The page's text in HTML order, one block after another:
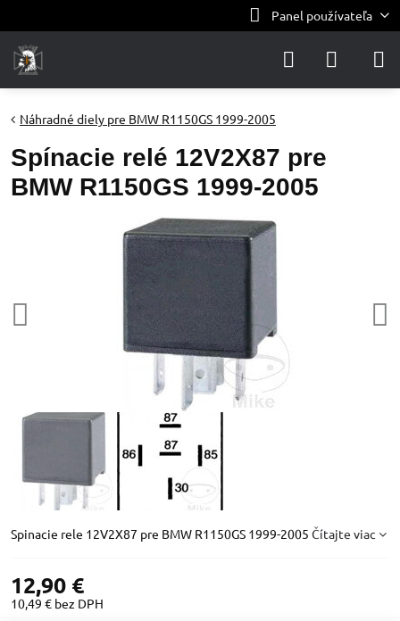
Panel používateľa
Náhradné diely pre BMW R1150GS 1999-2005
Spínacie relé 12V2X87 pre
BMW R1150GS 1999-2005
Spinacie rele 12V2X87 pre BMW R1150GS 1999-2005 Čítajte viac
12,90 €
10,49 € bez DPH